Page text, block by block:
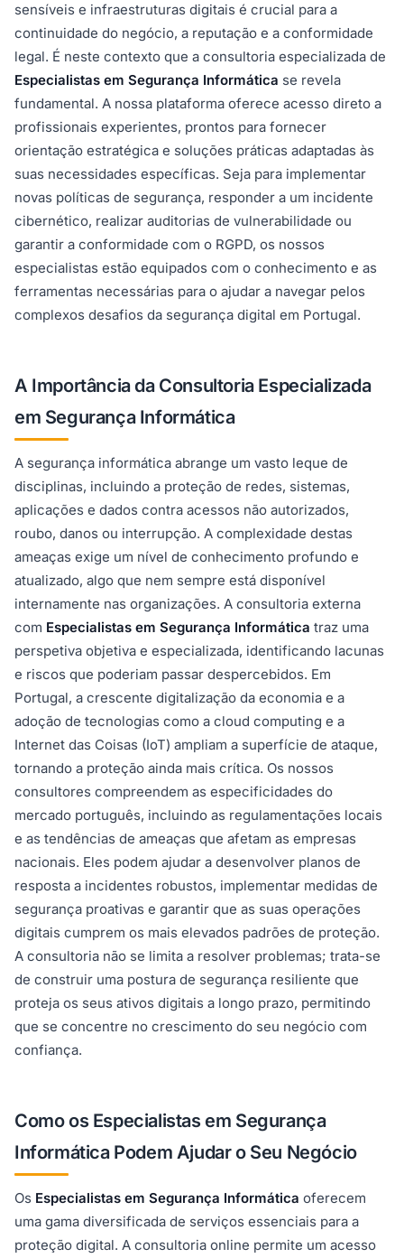
sensíveis e infraestruturas digitais é crucial para a
continuidade do negócio, a reputação e a conformidade
legal. É neste contexto que a consultoria especializada de
Especialistas em Segurança Informática se revela
fundamental. A nossa plataforma oferece acesso direto a
profissionais experientes, prontos para fornecer
orientação estratégica e soluções práticas adaptadas às
suas necessidades específicas. Seja para implementar
novas políticas de segurança, responder a um incidente
cibernético, realizar auditorias de vulnerabilidade ou
garantir a conformidade com o RGPD, os nossos
especialistas estão equipados com o conhecimento e as
ferramentas necessárias para o ajudar a navegar pelos
complexos desafios da segurança digital em Portugal.
A Importância da Consultoria Especializada
em Segurança Informática
A segurança informática abrange um vasto leque de
disciplinas, incluindo a proteção de redes, sistemas,
aplicações e dados contra acessos não autorizados,
roubo, danos ou interrupção. A complexidade destas
ameaças exige um nível de conhecimento profundo e
atualizado, algo que nem sempre está disponível
internamente nas organizações. A consultoria externa
com Especialistas em Segurança Informática traz uma
perspetiva objetiva e especializada, identificando lacunas
e riscos que poderiam passar despercebidos. Em
Portugal, a crescente digitalização da economia e a
adoção de tecnologias como a cloud computing e a
Internet das Coisas (IoT) ampliam a superfície de ataque,
tornando a proteção ainda mais crítica. Os nossos
consultores compreendem as especificidades do
mercado português, incluindo as regulamentações locais
e as tendências de ameaças que afetam as empresas
nacionais. Eles podem ajudar a desenvolver planos de
resposta a incidentes robustos, implementar medidas de
segurança proativas e garantir que as suas operações
digitais cumprem os mais elevados padrões de proteção.
A consultoria não se limita a resolver problemas; trata-se
de construir uma postura de segurança resiliente que
proteja os seus ativos digitais a longo prazo, permitindo
que se concentre no crescimento do seu negócio com
confiança.
Como os Especialistas em Segurança
Informática Podem Ajudar o Seu Negócio
Os Especialistas em Segurança Informática oferecem
uma gama diversificada de serviços essenciais para a
proteção digital. A consultoria online permite um acesso